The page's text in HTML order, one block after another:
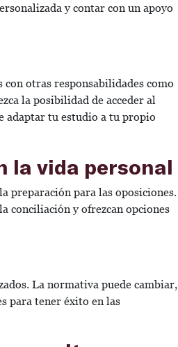
y contar con un apoyo
otras responsabilidades como
la posibilidad de acceder al
adaptar tu estudio a tu propio
la vida personal
preparación para las oposiciones.
conciliación y ofrezcan opciones
La normativa puede cambiar,
para tener éxito en las